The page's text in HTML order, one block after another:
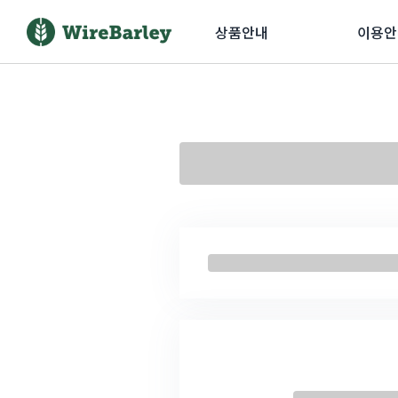
상품안내 이용